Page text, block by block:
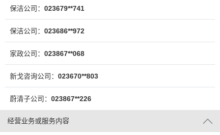
保洁公司： 023679**741
保洁公司： 023686**972
家政公司： 023867**068
新戈咨询公司： 023670**803
蔚清子公司： 023867**226
经营业务或服务内容